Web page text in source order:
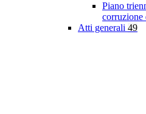
Piano
corruzione
Atti generali 49